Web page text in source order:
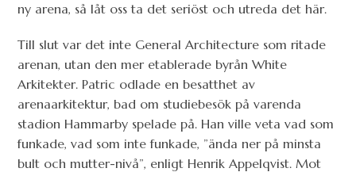
ny arena, så låt oss ta det seriöst och utreda det här.
Till slut var det inte General Architecture som ritade
arenan, utan den mer etablerade byrån White
Arkitekter. Patric odlade en besatthet av
arenaarkitektur, bad om studiebesök på varenda
stadion Hammarby spelade på. Han ville veta vad som
funkade, vad som inte funkade, ”ända ner på minsta
bult och mutter-nivå”, enligt Henrik Appelqvist. Mot